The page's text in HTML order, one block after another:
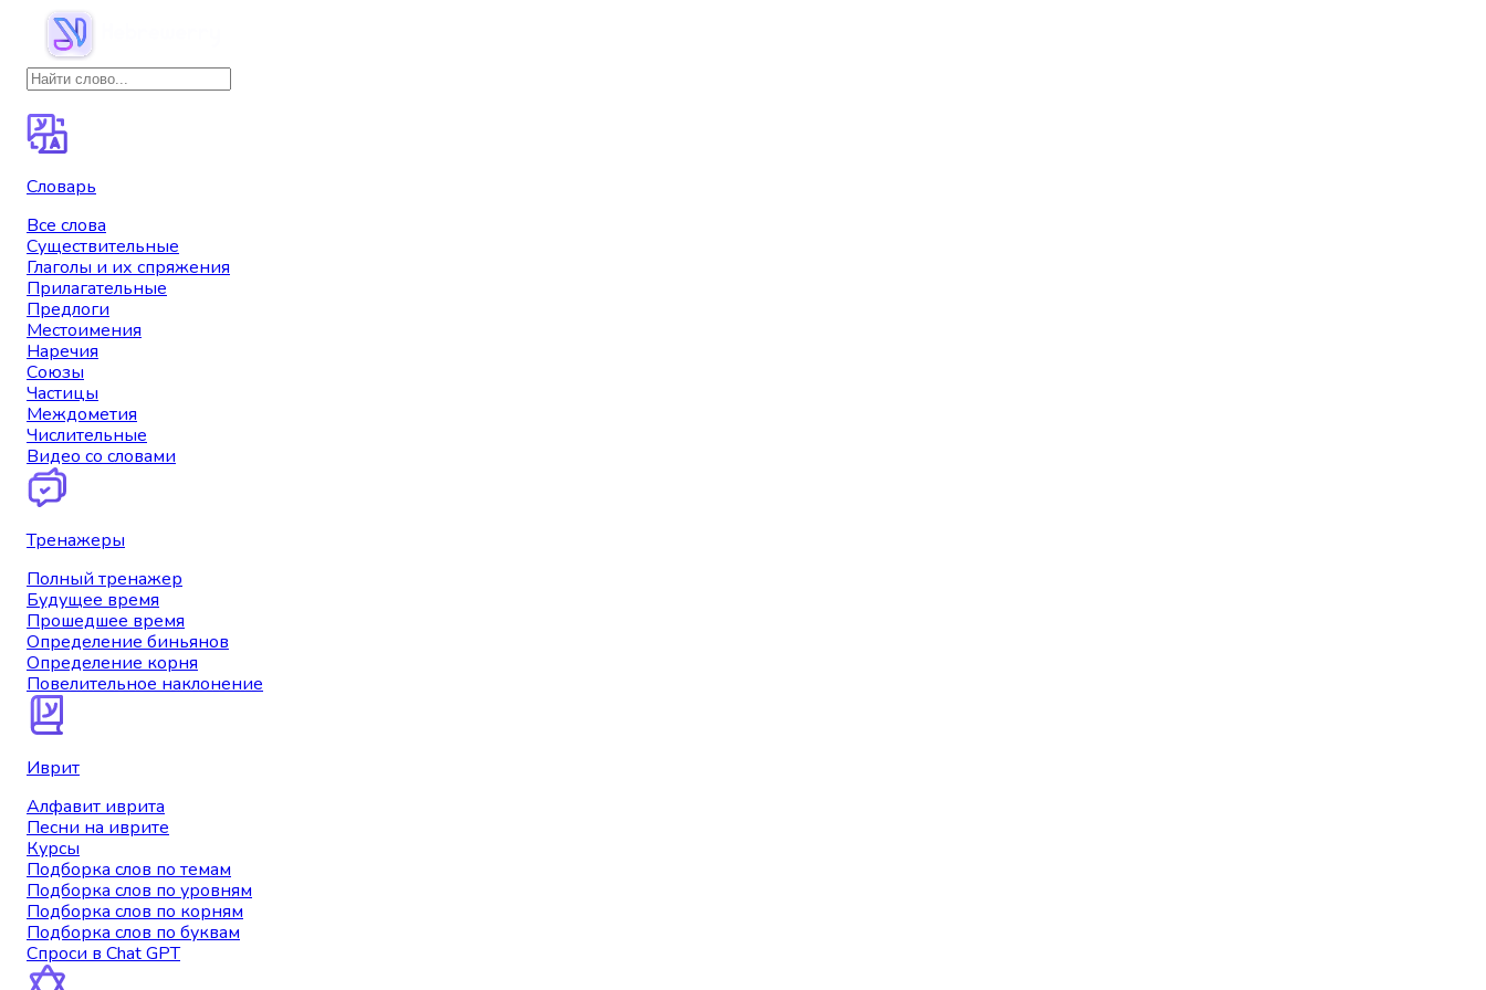
Словарь
Все слова
Существительные
Глаголы и их спряжения
Прилагательные
Предлоги
Местоимения
Наречия
Союзы
Частицы
Междометия
Числительные
Видео со словами
Тренажеры
Полный тренажер
Будущее время
Прошедшее время
Определение биньянов
Определение корня
Повелительное наклонение
Иврит
Алфавит иврита
Песни на иврите
Курсы
Подборка слов по темам
Подборка слов по уровням
Подборка слов по корням
Подборка слов по буквам
Спроси в Chat GPT